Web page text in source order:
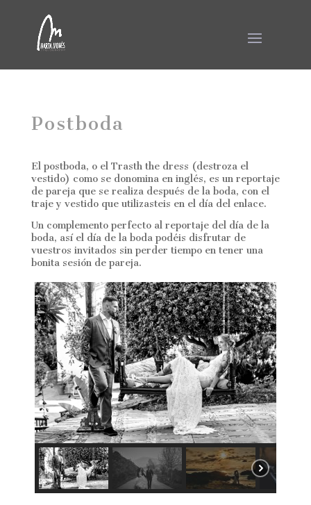
Postboda
El postboda, o el Trasth the dress (destroza el
vestido) como se donomina en inglés, es un reportaje
de pareja que se realiza después de la boda, con el
traje y vestido que utilizasteis en el día del enlace.
Un complemento perfecto al reportaje del día de la
boda, así el día de la boda podéis disfrutar de
vuestros invitados sin perder tiempo en tener una
bonita sesión de pareja.